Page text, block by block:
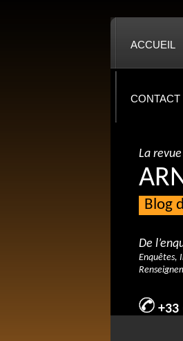
ACCUEIL
CONTACT
La
Blog
De
Enquêtes,
+33